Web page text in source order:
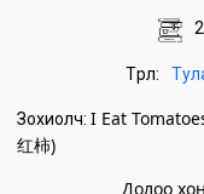
Төрөл:
Зохиолч: I Eat
红柿)
Долоо